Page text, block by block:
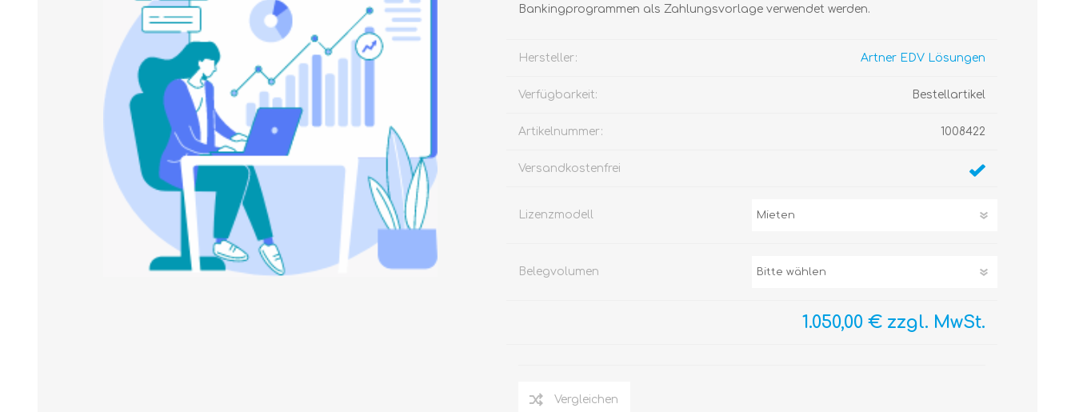
Bankingprogrammen als Zahlungsvorlage verwendet werden.
Hersteller: Artner EDV Lösungen
Verfügbarkeit: Bestellartikel
Artikelnummer: 1008422
Versandkostenfrei
Lizenzmodell
Belegvolumen
1.050,00 € zzgl. MwSt.
Vergleichen